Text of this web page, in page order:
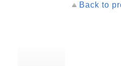
Back to